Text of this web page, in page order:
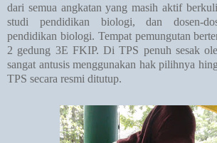
dari semua angkatan yang masih aktif
studi pendidikan biologi, dan dosen-
pendidikan biologi. Tempat pemungutan
2 gedung 3E FKIP. Di TPS penuh sesak
sangat antusis menggunakan hak pilihnya
TPS secara resmi ditutup.